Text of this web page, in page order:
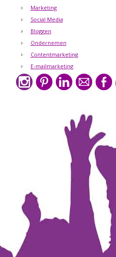
Marketing
Social Media
Bloggen
Ondernemen
Contentmarketing
E-mailmarketing